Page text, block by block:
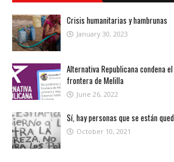
Crisis humanitarias y hambrunas
January 30, 2023
Alternativa Republicana condena
frontera de Melilla
June 26, 2022
Sí, hay personas que se están
October 10, 2021